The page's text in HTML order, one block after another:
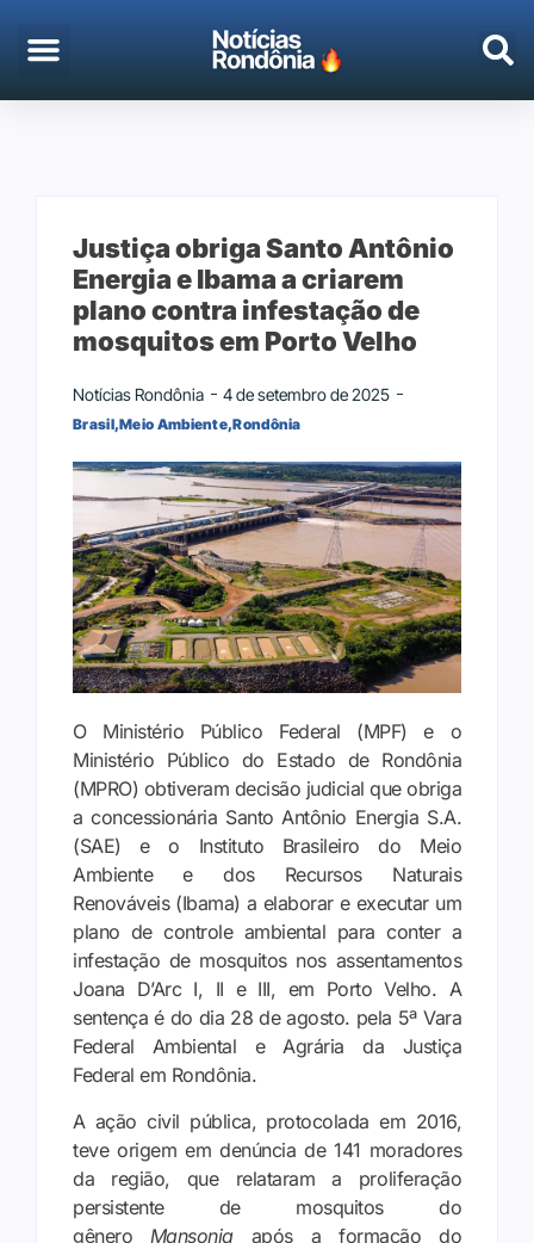
Justiça obriga Santo Antônio
Energia e Ibama a criarem
plano contra infestação de
mosquitos em Porto Velho
Notícias Rondônia 4 de setembro de 2025
Brasil,Meio Ambiente,Rondônia
O Ministério Público Federal (MPF) e o
Ministério Público do Estado de Rondônia
(MPRO) obtiveram decisão judicial que obriga
a concessionária Santo Antônio Energia S.A.
(SAE) e o Instituto Brasileiro do Meio
Ambiente e dos Recursos Naturais
Renováveis (Ibama) a elaborar e executar um
plano de controle ambiental para conter a
infestação de mosquitos nos assentamentos
Joana D’Arc I, II e III, em Porto Velho. A
sentença é do dia 28 de agosto. pela 5ª Vara
Federal Ambiental e Agrária da Justiça
Federal em Rondônia.
A ação civil pública, protocolada em 2016,
teve origem em denúncia de 141 moradores
da região, que relataram a proliferação
persistente de mosquitos do
gênero Mansoniaapós a formação do